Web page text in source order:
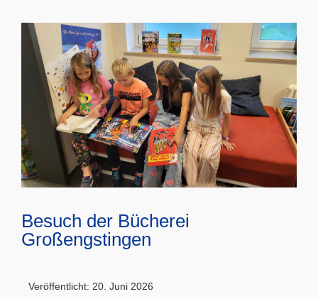
Besuch der Bücherei
Großengstingen
Veröffentlicht: 20. Juni 2026